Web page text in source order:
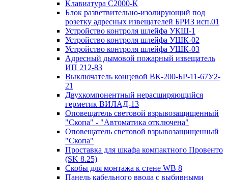
Клавиатура С2000-К
Блок разветвительно-изолирующий под
розетку адресных извещателей БРИЗ исп.01
Устройство контроля шлейфа УКШ-1
Устройство контроля шлейфа УШК-02
Устройство контроля шлейфа УШК-03
Адресный дымовой пожарный извещатель
ИП 212-83
Выключатель концевой ВК-200-БР-11-67У2-
21
Двухкомпонентный нерасширяющийся
герметик ВИЛАД-13
Оповещатель световой взрывозащищенный
"Скопа" - "Автоматика отключена"
Оповещатель световой взрывозащищенный
"Скопа"
Проставка для шкафа компактного Провенто
(SK 8.25)
Скобы для монтажа к стене WB 8
Панель кабельного ввода с выбивными